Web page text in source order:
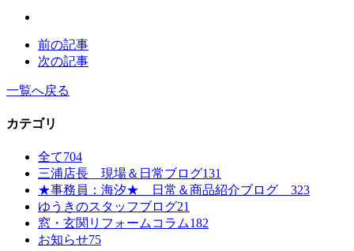
前の記事
次の記事
一覧へ戻る
カテゴリ
全て704
三浦店長 現場＆日常ブログ131
★事務員：海汐★ 日常＆商品紹介ブログ 323
ゆうきのスタッフブログ21
窓・玄関リフォームコラム182
お知らせ75